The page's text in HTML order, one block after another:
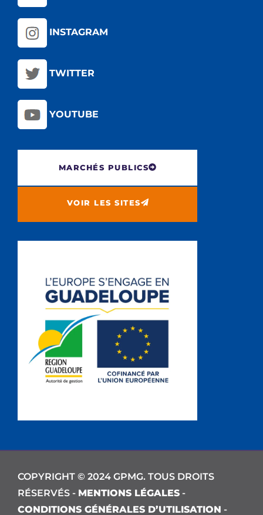
INSTAGRAM
TWITTER
YOUTUBE
MARCHÉS PUBLICS
VOIR LES SITES
COPYRIGHT © 2024 GPMG. TOUS DROITS
RÉSERVÉS - MENTIONS LÉGALES -
CONDITIONS GÉNÉRALES D’UTILISATION -